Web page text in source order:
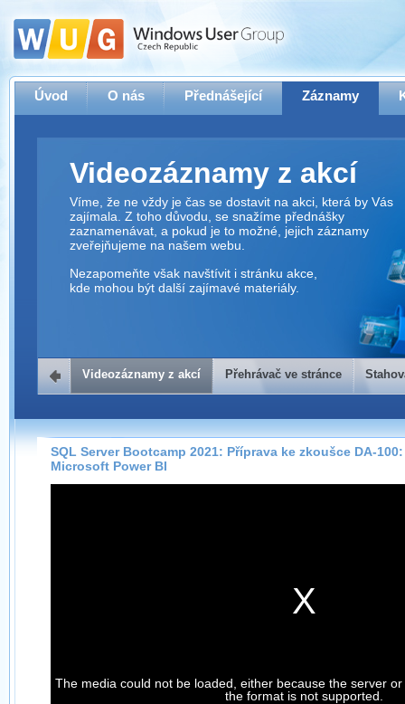
Úvod O nás Přednášející Záznamy
Videozáznamy z akcí
Víme, že ne vždy je čas se dostavit na akci, která by Vás
zajímala. Z toho důvodu, se snažíme přednášky
zaznamenávat, a pokud je to možné, jejich záznamy
zveřejňujeme na našem webu.
Nezapomeňte však navštívit i stránku akce,
kde mohou být další zajímavé materiály.
Přehrávač ve stránce
Záznamy na našem webu můžete pohodlně sledovat
přímo na stránce s využitím našehoHTML 5nebo
Silverlightpřehrávače.
Stahování záznamů
záznamů.
Videozáznamy z akcí Přehrávač ve stránce
SQL Server Bootcamp 2021: Příprava ke zkoušce DA-
Microsoft Power BI
The media could not be loaded, either because the server
the format is not supported.